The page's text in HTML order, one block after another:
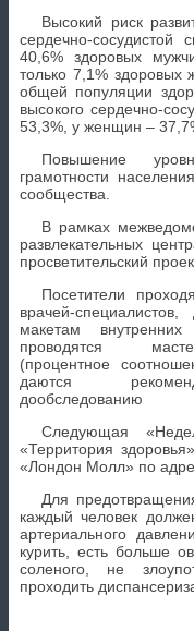
Высокий риск
сердечно-
40,6% здоровых
только 7,1%
общей популяции
высокого сердечно-
53,3%, у женщин –
Повышение
грамотности
сообщества.
В рамках
развлекательных
просветительский
Посетители
врачей-
макетам
проводятся
(процентное
даются
Следующая
«Территория
«Лондон Молл» по
Для
каждый человек
артериального
курить, есть больше
соленого, не
проходить